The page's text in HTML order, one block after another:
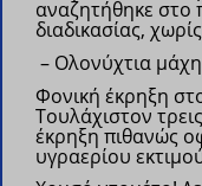
αναζητήθηκε στο
διαδικασίας,
– Ολονύχτια
Φονική έκρηξη
Τουλάχιστον
έκρηξη πιθανώς
υγραερίου